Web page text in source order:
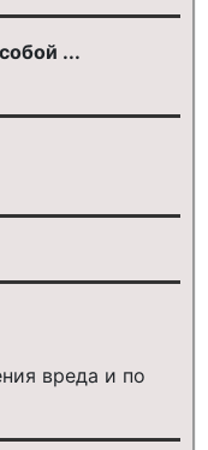
...
вреда и по